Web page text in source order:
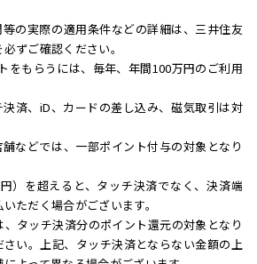
の実際の適用条件などの詳細は、三井住友
ずご確認ください。
をもらうには、毎年、年間100万円のご利用
済、iD、カードの差し込み、磁気取引は対
などでは、一部ポイント付与の対象となり
）を超えると、タッチ決済でなく、決済端
ただく場合がございます。
タッチ決済分のポイント還元の対象となり
さい。上記、タッチ決済とならない金額の上